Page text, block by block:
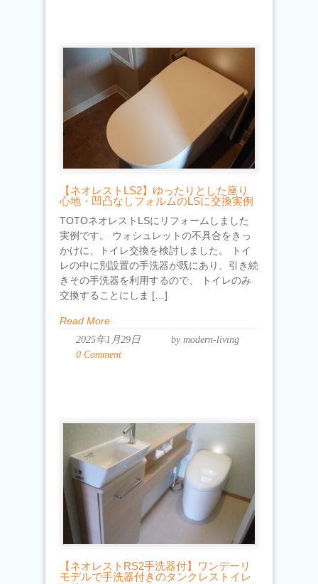
【ネオレストLS2】ゆったりとした座り
心地・凹凸なしフォルムのLSに交換実例
TOTOネオレストLSにリフォームしました
実例です。 ウォシュレットの不具合をきっ
かけに、トイレ交換を検討しました。 トイ
レの中に別設置の手洗器が既にあり、引き続
きその手洗器を利用するので、 トイレのみ
交換することにしま […]
Read More
2025年1月29日
by modern-living
0 Comment
【ネオレストRS2手洗器付】ワンデーリ
モデルで手洗器付きのタンクレストイレ